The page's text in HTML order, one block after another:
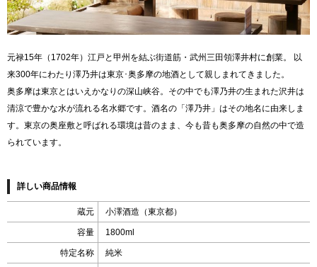
元禄15年（1702年）江戸と甲州を結ぶ街道筋・武州三田領澤井村に創業。 以
来300年にわたり澤乃井は東京･奥多摩の地酒として親しまれてきました。
奥多摩は東京とはいえかなりの深山峡谷。その中でも澤乃井の生まれた沢井は
清涼で豊かな水が流れる名水郷です。酒名の「澤乃井」はその地名に由来しま
す。東京の奥座敷と呼ばれる環境は昔のまま、今も昔も奥多摩の自然の中で造
られています。
詳しい商品情報
蔵元 小澤酒造（東京都）
容量 1800ml
特定名称 純米